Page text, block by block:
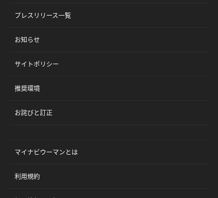
プレスリリース一覧
お知らせ
サイトポリシー
推奨環境
お詫びと訂正
マイナビウーマンとは
利用規約